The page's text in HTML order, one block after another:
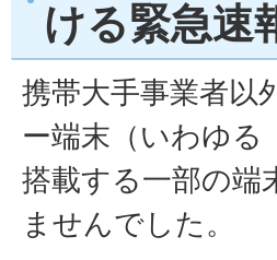
ける緊急速
携帯大手事業者以
ー端末（いわゆる
搭載する一部の端
ませんでした。